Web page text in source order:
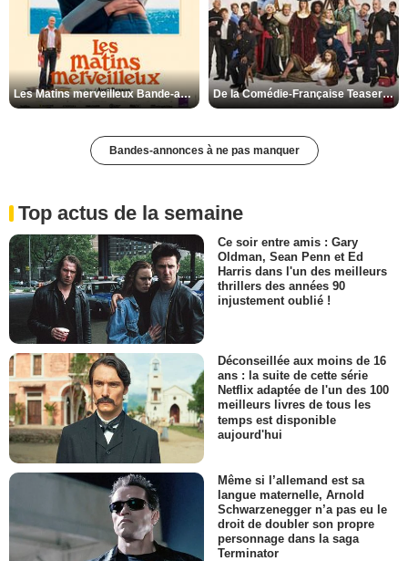
Les Matins merveilleux Bande-annonce VF De la Comédie-Française Teaser VF
Bandes-annonces à ne pas manquer
Top actus de la semaine
Ce soir entre amis : Gary
Oldman, Sean Penn et Ed
Harris dans l'un des meilleurs
thrillers des années 90
injustement oublié !
Déconseillée aux moins de 16
ans : la suite de cette série
Netflix adaptée de l'un des 100
meilleurs livres de tous les
temps est disponible
aujourd'hui
Même si l’allemand est sa
langue maternelle, Arnold
Schwarzenegger n’a pas eu le
droit de doubler son propre
personnage dans la saga
Terminator